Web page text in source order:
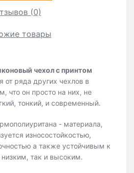
(0)
товары
чехол с принтом
от ряда других чехлов в
что он просто на них, не
тонкий, и современный.
- материала,
износостойкостью,
а также устойчивым к
так и высоким.